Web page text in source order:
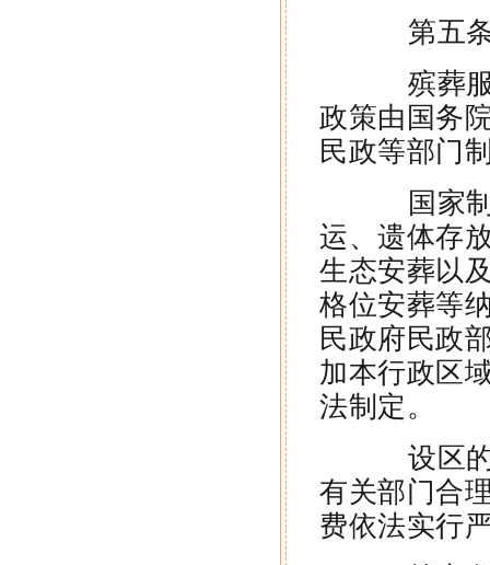
第五条
殡葬服
政策由国务
民政等部门
国家制
运、遗体存
生态安葬以
格位安葬等
民政府民政
加本行政区
法制定。
设区的
有关部门合
费依法实行